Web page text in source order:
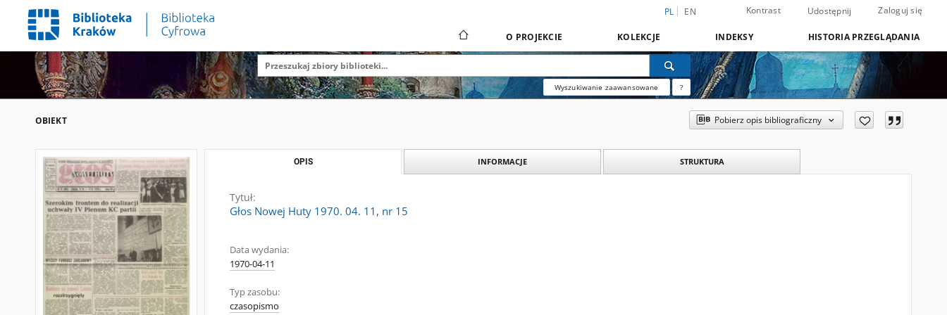
PL EN Kontrast Udostępnij Zaloguj się
O PROJEKCIE KOLEKCJE INDEKSY HISTORIA PRZEGLĄDANIA
Wyszukiwanie zaawansowane ?
OBIEKT Pobierz opis bibliograficzny
OPIS INFORMACJE STRUKTURA
Tytuł:
Głos Nowej Huty 1970. 04. 11, nr 15
Data wydania:
1970-04-11
Typ zasobu:
czasopismo